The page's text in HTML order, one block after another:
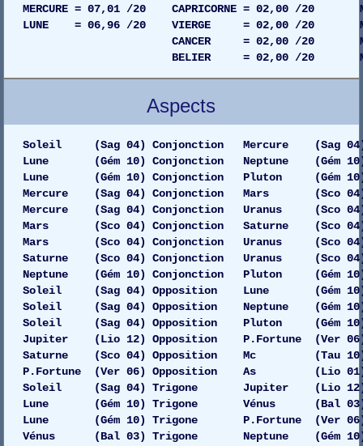
MERCURE = 07,01 /20 CAPRICORNE = 02,00 /20
LUNE = 06,96 /20 VIERGE = 02,00 /20
CANCER = 02,00 /20 MAISON
BELIER = 02,00 /20 MAISON
Aspects
Soleil (Sag 04) Conjonction Mercure (Sag
Lune (Gém 10) Conjonction Neptune (Gém
Lune (Gém 10) Conjonction Pluton (Gém
Mercure (Sag 04) Conjonction Mars (Sco
Mercure (Sag 04) Conjonction Uranus (Sco
Mars (Sco 04) Conjonction Saturne (Sco
Mars (Sco 04) Conjonction Uranus (Sco
Saturne (Sco 04) Conjonction Uranus (Sco 04)
Neptune (Gém 10) Conjonction Pluton (Gém
Soleil (Sag 04) Opposition Lune (Gém
Soleil (Sag 04) Opposition Neptune (Gém 10)
Soleil (Sag 04) Opposition Pluton (Gém 10)
Jupiter (Lio 12) Opposition P.Fortune (Ver 06)
Saturne (Sco 04) Opposition Mc (Tau
P.Fortune (Ver 06) Opposition As (Lio
Soleil (Sag 04) Trigone Jupiter (Lio
Lune (Gém 10) Trigone Vénus (Bal 03)
Lune (Gém 10) Trigone P.Fortune (Ver
Vénus (Bal 03) Trigone Neptune (Gém